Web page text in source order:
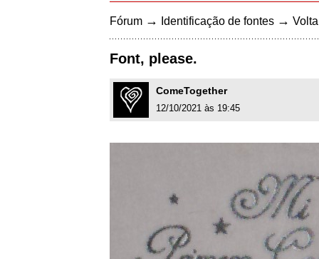
Fórum → Identificação de fontes →
Font, please.
ComeTogether
12/10/2021 às 19:45